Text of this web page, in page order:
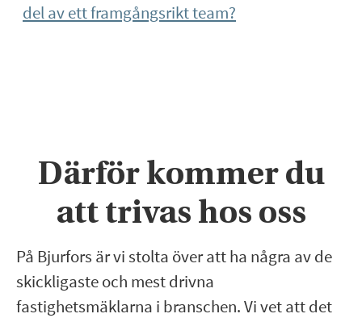
del av ett framgångsrikt team?
Därför kommer du
att trivas hos oss
På Bjurfors är vi stolta över att ha några av de
skickligaste och mest drivna
fastighetsmäklarna i branschen. Vi vet att det